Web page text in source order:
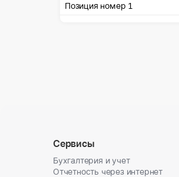
Позиция номер 1
Сервисы
Бухгалтерия и учет
Отчетность через интернет